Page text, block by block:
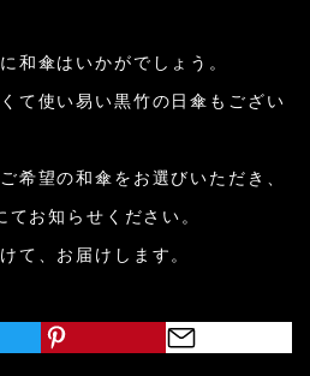
和傘はいかがでしょう。
て使い易い黒竹の日傘もござい
希望の和傘をお選びいただき、
お知らせください。
て、お届けします。